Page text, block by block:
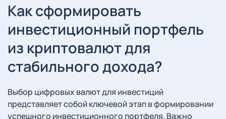
Как сформировать
инвестиционный портфель
из криптовалют для
стабильного дохода?
Выбор цифровых валют для инвестиций
представляет собой ключевой этап в формировании
успешного инвестиционного портфеля. Важно